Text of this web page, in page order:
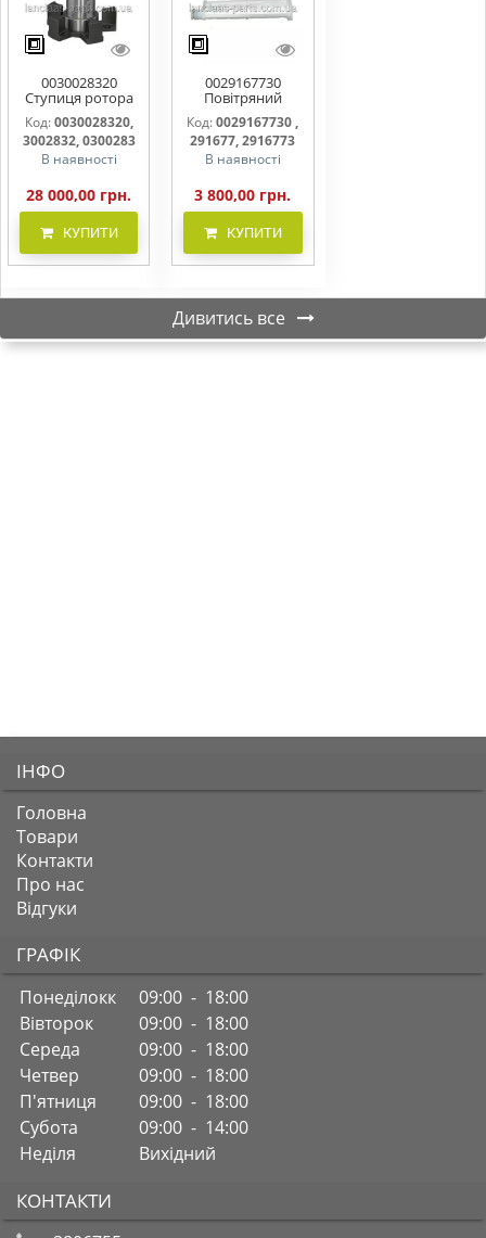
0030028320
Ступиця ротора
CLAAS
Код:0030028320,
3002832, 0300283
В наявності
28 000,00 грн.
КУПИТИ
0029167730
Повітряний
фільтр бака
(фільтр AdBlue)
Код: 0029167730 ,
291677, 2916773
В наявності
3 800,00 грн.
КУПИТИ
Дивитись все
ІНФО
Головна
Товари
Контакти
Про нас
Відгуки
ГРАФІК
Понеділокк
09:00 - 18:00
Вівторок
09:00 - 18:00
Середа
09:00 - 18:00
Четвер
09:00 - 18:00
П'ятниця
09:00 - 18:00
Субота
09:00 - 14:00
Неділя
Вихідний
КОНТАКТИ